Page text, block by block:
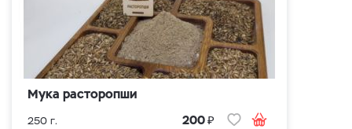
Мука расторопши
250 г. 200₽